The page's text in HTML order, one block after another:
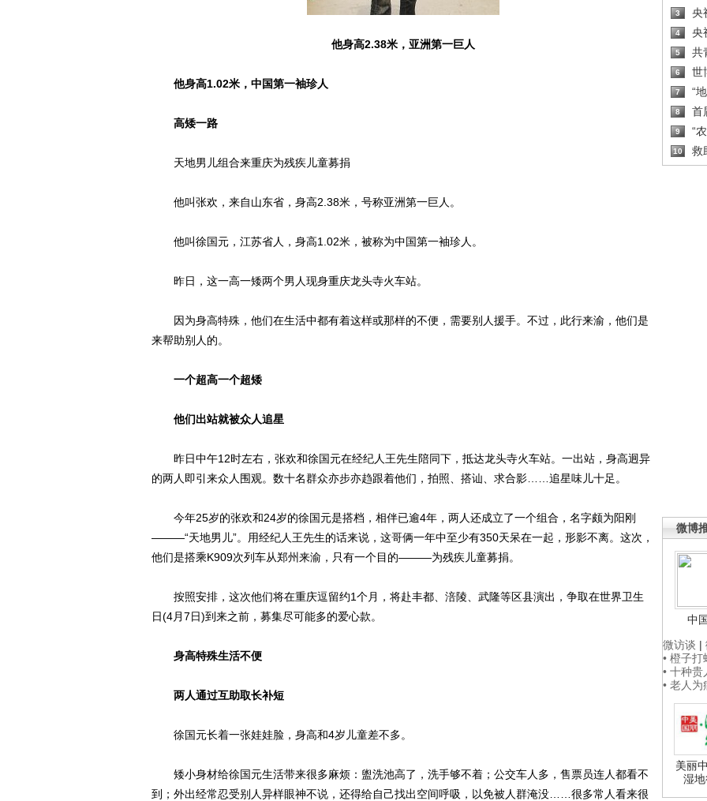
3 央
4 央
5 共
6 世
7 “
8 首
9 “
10 救
微博
中
微访谈 |
• 橙子打
• 十种
• 老人
美丽
湿
他身高2.38米，亚洲第一巨人
他身高1.02米，中国第一袖珍人
高矮一路
天地男儿组合来重庆为残疾儿童募捐
他叫张欢，来自山东省，身高2.38米，号称亚洲第一巨人。
他叫徐国元，江苏省人，身高1.02米，被称为中国第一袖珍人。
昨日，这一高一矮两个男人现身重庆龙头寺火车站。
因为身高特殊，他们在生活中都有着这样或那样的不便，需要别人援手。不过，此行来渝，他们是
来帮助别人的。
一个超高一个超矮
他们出站就被众人追星
昨日中午12时左右，张欢和徐国元在经纪人王先生陪同下，抵达龙头寺火车站。一出站，身高迥异
的两人即引来众人围观。数十名群众亦步亦趋跟着他们，拍照、搭讪、求合影……追星味儿十足。
今年25岁的张欢和24岁的徐国元是搭档，相伴已逾4年，两人还成立了一个组合，名字颇为阳刚
———“天地男儿”。用经纪人王先生的话来说，这哥俩一年中至少有350天呆在一起，形影不离。这次，
他们是搭乘K909次列车从郑州来渝，只有一个目的———为残疾儿童募捐。
按照安排，这次他们将在重庆逗留约1个月，将赴丰都、涪陵、武隆等区县演出，争取在世界卫生
日(4月7日)到来之前，募集尽可能多的爱心款。
身高特殊生活不便
两人通过互助取长补短
徐国元长着一张娃娃脸，身高和4岁儿童差不多。
矮小身材给徐国元生活带来很多麻烦：盥洗池高了，洗手够不着；公交车人多，售票员连人都看不
到；外出经常忍受别人异样眼神不说，还得给自己找出空间呼吸，以免被人群淹没……很多常人看来很